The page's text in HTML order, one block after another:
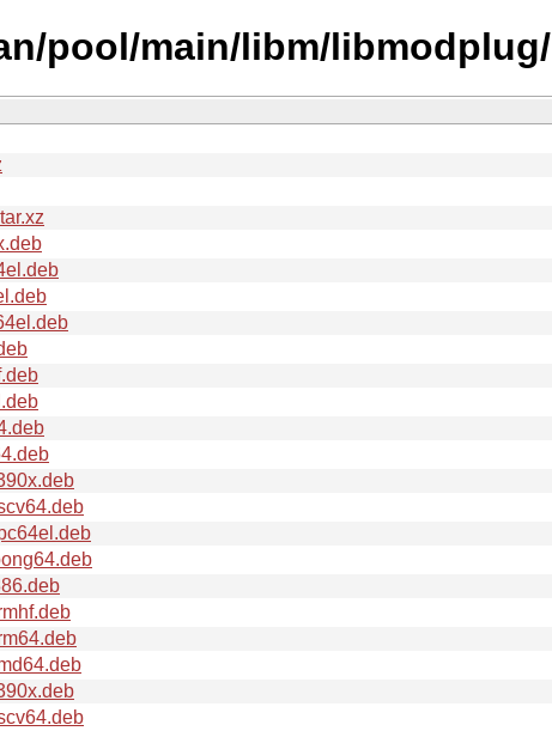
pool/main/libm/libmodplug/